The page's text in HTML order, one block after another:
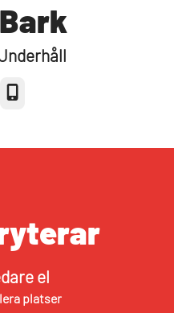
Telefon
el
platser